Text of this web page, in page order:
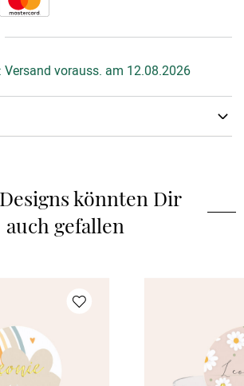
Versand vorauss. am 12.08.2026
könnten Dir
auch gefallen